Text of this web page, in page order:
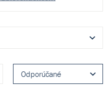
Odporúčané
Zoznam